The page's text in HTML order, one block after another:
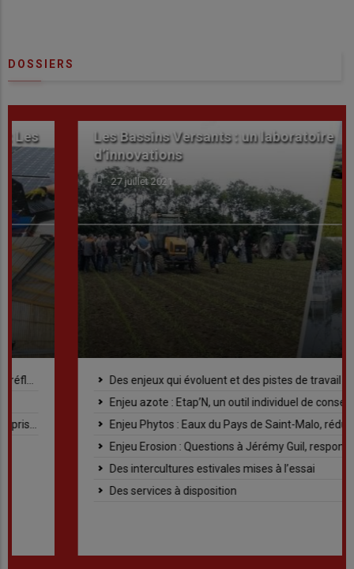
DOSSIERS
Les Bassins Versants : un laboratoire
d’innovations
27 juillet 2021
Des enjeux qui évoluent et des pistes de travail encourageantes
Enjeu azote : Etap’N, un outil individuel de conseil au service du collectif
Enjeu Phytos : Eaux du Pays de Saint-Malo, réduire l’usage d’herbicides
Enjeu Erosion : Questions à Jérémy Guil, responsable équipe sol et fertilisation à la chambre régionale d’agriculture
Des intercultures estivales mises à l’essai
Des services à disposition